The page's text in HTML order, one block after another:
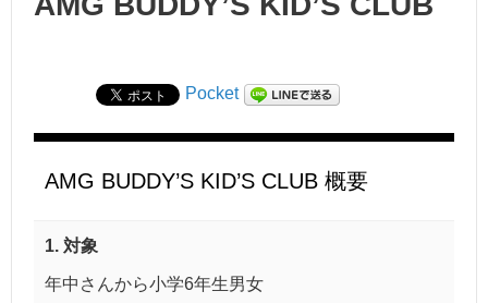
Pocket
AMG BUDDY’S KID’S CLUB 概要
1. 対象
年中さんから小学6年生男女